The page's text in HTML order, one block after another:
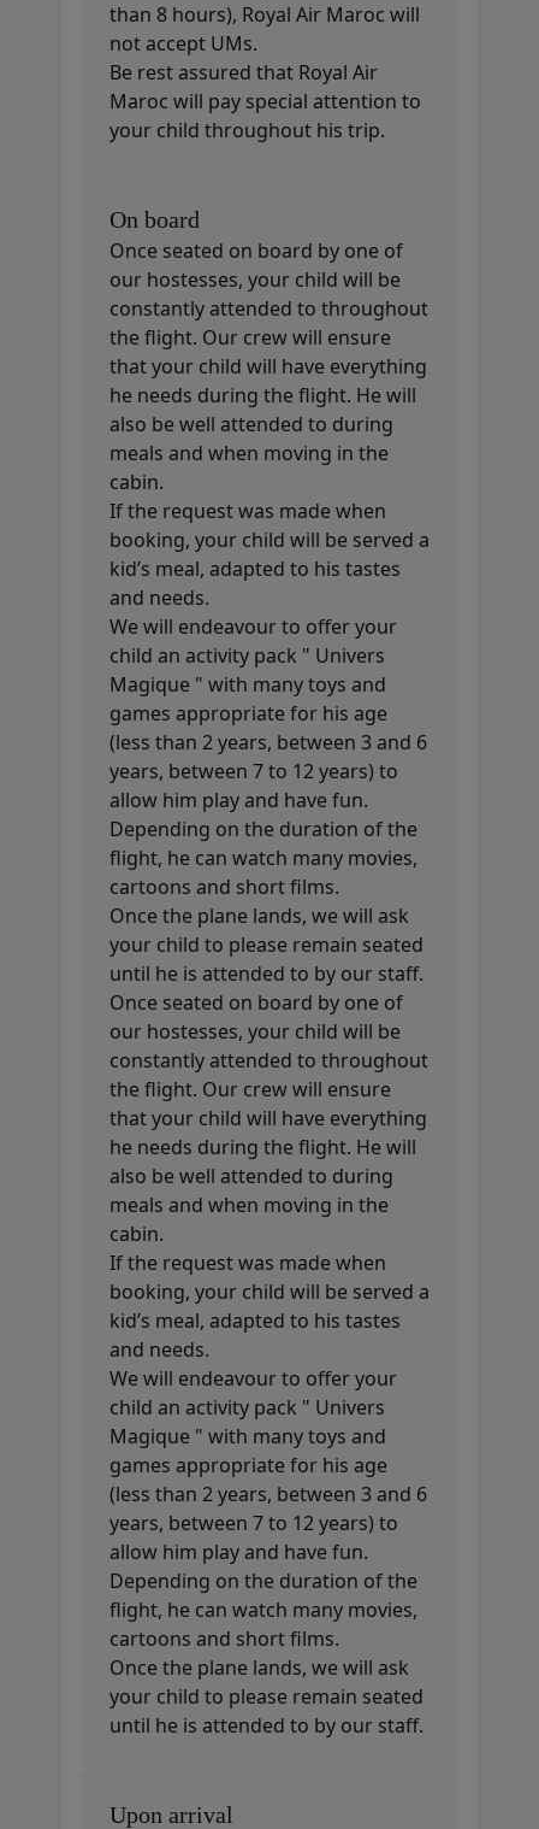
than 8 hours), Royal Air Maroc will
not accept UMs.
Be rest assured that Royal Air
Maroc will pay special attention to
your child throughout his trip.
On board
Once seated on board by one of
our hostesses, your child will be
constantly attended to throughout
the flight. Our crew will ensure
that your child will have everything
he needs during the flight. He will
also be well attended to during
meals and when moving in the
cabin.
If the request was made when
booking, your child will be served a
kid’s meal, adapted to his tastes
and needs.
We will endeavour to offer your
child an activity pack " Univers
Magique " with many toys and
games appropriate for his age
(less than 2 years, between 3 and 6
years, between 7 to 12 years) to
allow him play and have fun.
Depending on the duration of the
flight, he can watch many movies,
cartoons and short films.
Once the plane lands, we will ask
your child to please remain seated
until he is attended to by our staff.
Once seated on board by one of
our hostesses, your child will be
constantly attended to throughout
the flight. Our crew will ensure
that your child will have everything
he needs during the flight. He will
also be well attended to during
meals and when moving in the
cabin.
If the request was made when
booking, your child will be served a
kid’s meal, adapted to his tastes
and needs.
We will endeavour to offer your
child an activity pack " Univers
Magique " with many toys and
games appropriate for his age
(less than 2 years, between 3 and 6
years, between 7 to 12 years) to
allow him play and have fun.
Depending on the duration of the
flight, he can watch many movies,
cartoons and short films.
Once the plane lands, we will ask
your child to please remain seated
until he is attended to by our staff.
Upon arrival